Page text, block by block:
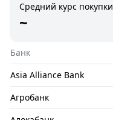
Средний курс покупки
~
Банк
Asia Alliance Bank
Агробанк